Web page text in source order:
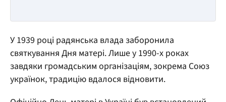
У 1939 році радянська влада заборонила
святкування Дня матері. Лише у 1990-х роках
завдяки громадським організаціям, зокрема Союз
українок, традицію вдалося відновити.